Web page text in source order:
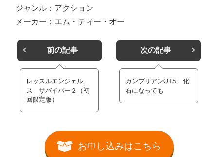
ジャンル：アクション
メーカー：エム・ティー・オー
前の記事
レッスルエンジェル
ス サバイバー２（初
回限定版）
次の記事
カンブリアンQTS 化
石になっても
お申し込みはこちら